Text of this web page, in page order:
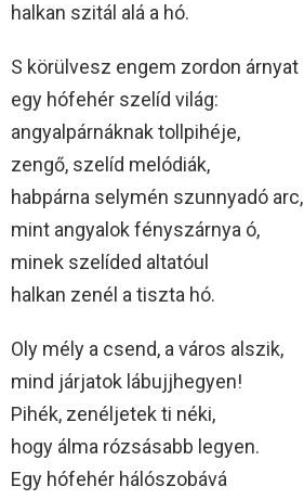
halkan szitál alá a hó.
S körülvesz engem zordon árnyat
egy hófehér szelíd világ:
angyalpárnáknak tollpihéje,
zengő, szelíd melódiák,
habpárna selymén szunnyadó arc,
mint angyalok fényszárnya ó,
minek szelíded altatóul
halkan zenél a tiszta hó.
Oly mély a csend, a város alszik,
mind járjatok lábujjhegyen!
Pihék, zenéljetek ti néki,
hogy álma rózsásabb legyen.
Egy hófehér hálószobává